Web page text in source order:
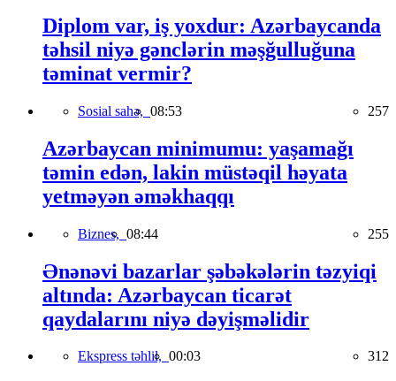
Diplom var, iş yoxdur: Azərbaycanda
təhsil niyə gənclərin məşğulluğuna
təminat vermir?
Sosial sahə, 08:53 257
Azərbaycan minimumu: yaşamağı
təmin edən, lakin müstəqil həyata
yetməyən əməkhaqqı
Biznes, 08:44 255
Ənənəvi bazarlar şəbəkələrin təzyiqi
altında: Azərbaycan ticarət
qaydalarını niyə dəyişməlidir
Ekspress təhlil, 00:03 312